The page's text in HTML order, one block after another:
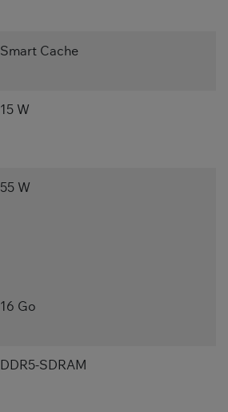
Smart Cache
15 W
55 W
16 Go
DDR5-SDRAM